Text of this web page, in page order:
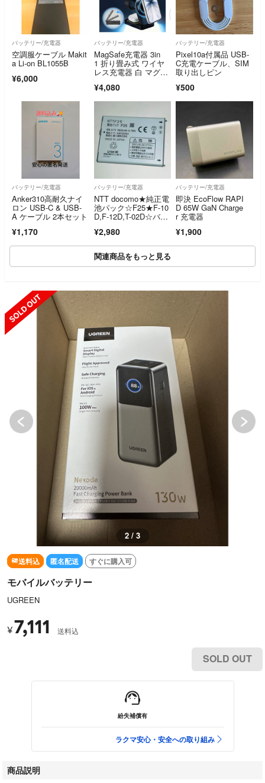
バッテリー/充電器
空調服ケーブル Makit
a Li-on BL1055B
¥6,000
バッテリー/充電器
MagSafe充電器 3in
1 折り畳み式 ワイヤ
レス充電器 白 マグネ
ンド
¥4,080
バッテリー/充電器
Pixel10a付属品 USB-
C充電ケーブル、SIM
取り出しピン
¥500
バッテリー/充電器
Anker310高耐久ナイ
ロン USB-C & USB-
A ケーブル 2本セット
¥1,170
バッテリー/充電器
NTT docomo★純正電
池パック☆F25★F-10
D,F-12D,T-02D☆バッ
無料
¥2,980
バッテリー/充電器
即決 EcoFlow RAPI
D 65W GaN Charge
r 充電器
¥1,900
関連商品をもっと見る
SOLD OUT
3 / 3
送料込 匿名配送 すぐに購入可
モバイルバッテリー
UGREEN
¥7,111 送料込
SOLD OUT
紛失補償有
ラクマ安心・安全への取り組み
商品説明